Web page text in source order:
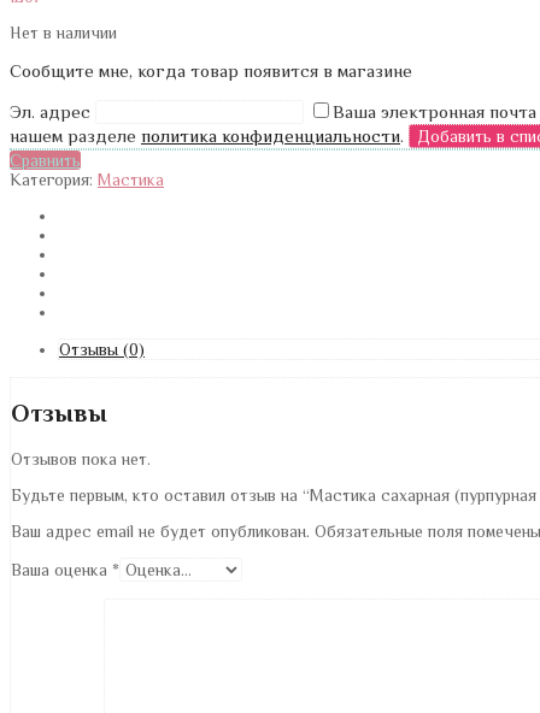
Нет в наличии
Сообщите мне, когда товар появится в магазине
Эл. адрес
Ваша электронная
нашем разделе политика конфиденциальности.
Сравнить
Категория: Мастика
Отзывы (0)
Отзывы
Отзывов пока нет.
Будьте первым, кто оставил отзыв на “Мастика сахарная (пурпурная
Ваш адрес email не будет опубликован. Обязательные поля
Ваша оценка *